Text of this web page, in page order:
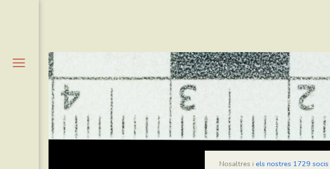
Nosaltres i els nostres 1729 socis